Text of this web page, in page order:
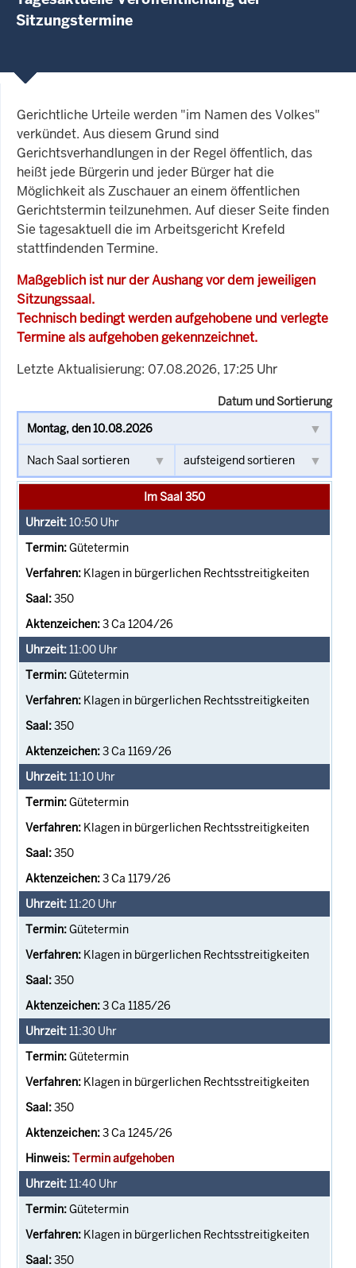
Sitzungstermine
Gerichtliche Urteile werden "im Namen des Volkes"
verkündet. Aus diesem Grund sind
Gerichtsverhandlungen in der Regel öffentlich, das
heißt jede Bürgerin und jeder Bürger hat die
Möglichkeit als Zuschauer an einem öffentlichen
Gerichtstermin teilzunehmen. Auf dieser Seite finden
Sie tagesaktuell die im Arbeitsgericht Krefeld
stattfindenden Termine.
Maßgeblich ist nur der Aushang vor dem jeweiligen
Sitzungssaal.
Technisch bedingt werden aufgehobene und verlegte
Termine als aufgehoben gekennzeichnet.
Letzte Aktualisierung: 07.08.2026, 17:25 Uhr
Datum und Sortierung
Im Saal 350
10:50 Uhr
Gütetermin
Klagen in bürgerlichen Rechtsstreitigkeiten
350
3 Ca 1204/26
11:00 Uhr
Gütetermin
Klagen in bürgerlichen Rechtsstreitigkeiten
350
3 Ca 1169/26
11:10 Uhr
Gütetermin
Klagen in bürgerlichen Rechtsstreitigkeiten
350
3 Ca 1179/26
11:20 Uhr
Gütetermin
Klagen in bürgerlichen Rechtsstreitigkeiten
350
3 Ca 1185/26
11:30 Uhr
Gütetermin
Klagen in bürgerlichen Rechtsstreitigkeiten
350
3 Ca 1245/26
Termin aufgehoben
11:40 Uhr
Gütetermin
Klagen in bürgerlichen Rechtsstreitigkeiten
350